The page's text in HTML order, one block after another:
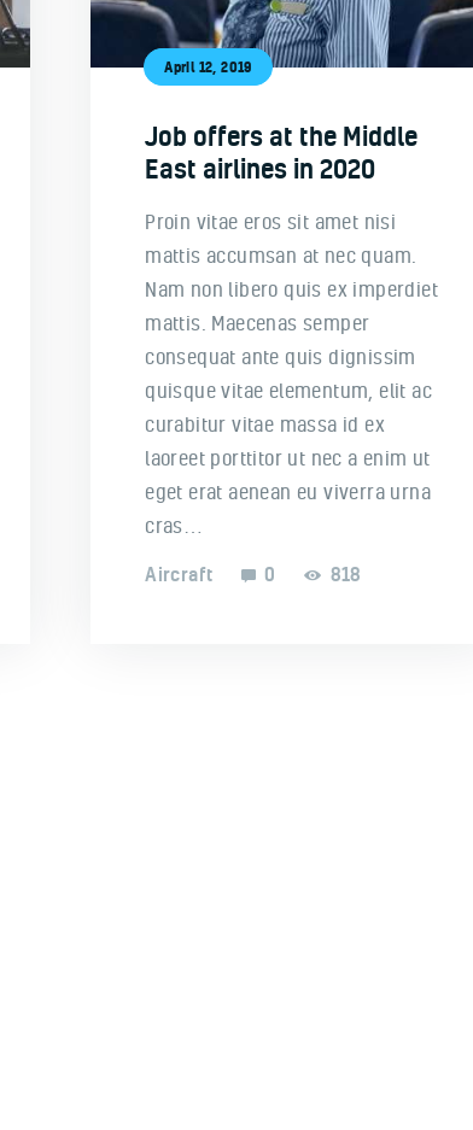
April 12, 2019
Job offers at the Middle
East airlines in 2020
Proin vitae eros sit amet nisi
mattis accumsan at nec quam.
Nam non libero quis ex imperdiet
mattis. Maecenas semper
consequat ante quis dignissim
quisque vitae elementum, elit ac
curabitur vitae massa id ex
laoreet porttitor ut nec a enim ut
eget erat aenean eu viverra urna
cras…
Aircraft 0 818